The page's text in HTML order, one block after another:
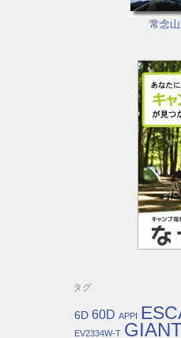
常念山
タグ
6D 60D APPI
EV2334W-T GIANT